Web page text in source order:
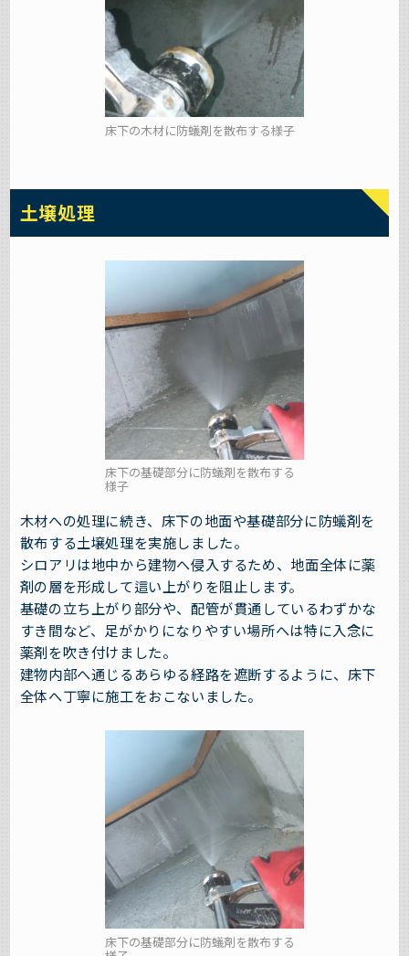
床下の木材に防蟻剤を散布する様子
土壌処理
床下の基礎部分に防蟻剤を散布する
様子
木材への処理に続き、床下の地面や基礎部分に防蟻剤を
散布する土壌処理を実施しました。
シロアリは地中から建物へ侵入するため、地面全体に薬
剤の層を形成して這い上がりを阻止します。
基礎の立ち上がり部分や、配管が貫通しているわずかな
すき間など、足がかりになりやすい場所へは特に入念に
薬剤を吹き付けました。
建物内部へ通じるあらゆる経路を遮断するように、床下
全体へ丁寧に施工をおこないました。
床下の基礎部分に防蟻剤を散布する